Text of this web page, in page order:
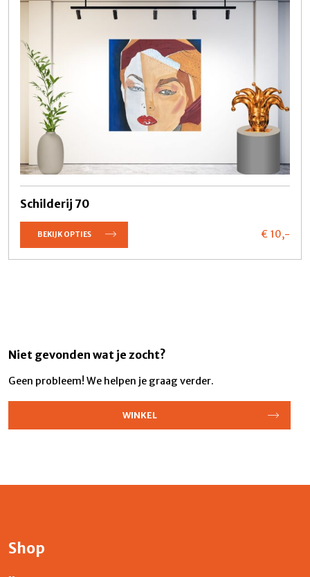
Schilderij 70
BEKIJK OPTIES € 10,-
Niet gevonden wat je zocht?
Geen probleem! We helpen je graag verder.
WINKEL
Shop